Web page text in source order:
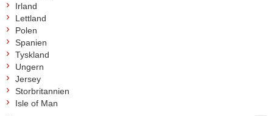
Irland
Lettland
Polen
Spanien
Tyskland
Ungern
Jersey
Storbritannien
Isle of Man